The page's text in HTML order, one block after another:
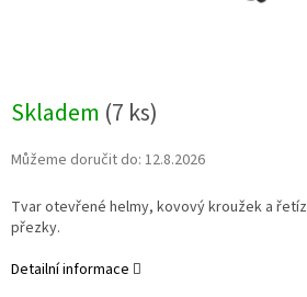
Skladem (7 ks)
Můžeme doručit do: 12.8.2026
Tvar otevřené helmy, kovový kroužek a
přezky.
Detailní informace